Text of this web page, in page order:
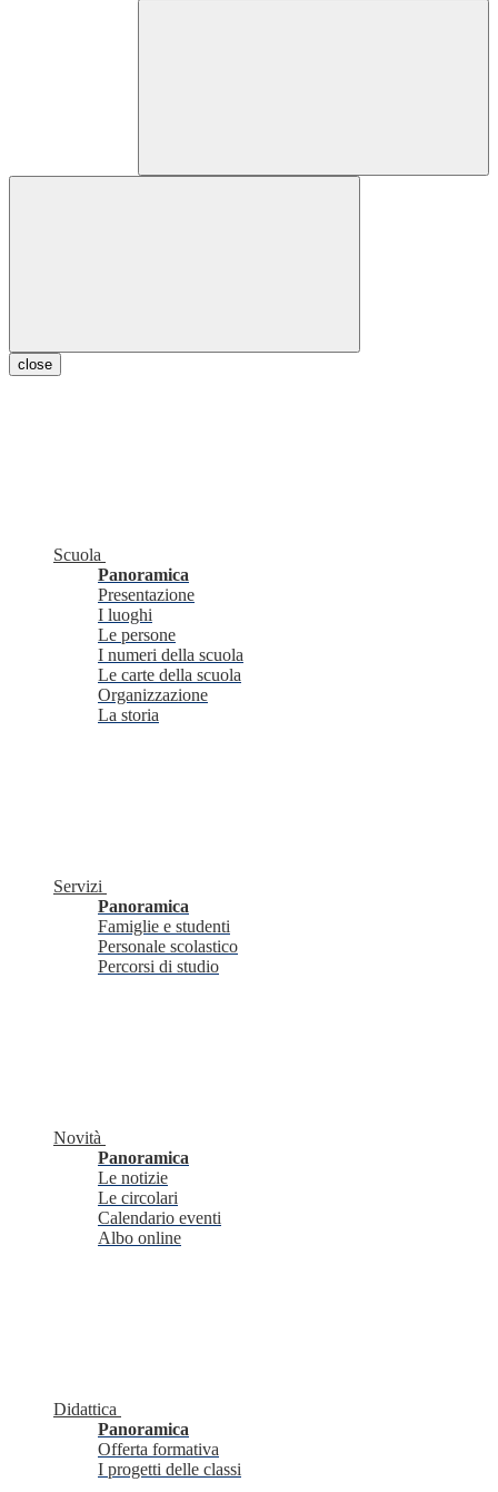
close
Scuola
Panoramica
Presentazione
I luoghi
Le persone
I numeri della scuola
Le carte della scuola
Organizzazione
La storia
Servizi
Panoramica
Famiglie e studenti
Personale scolastico
Percorsi di studio
Novità
Panoramica
Le notizie
Le circolari
Calendario eventi
Albo online
Didattica
Panoramica
Offerta formativa
I progetti delle classi